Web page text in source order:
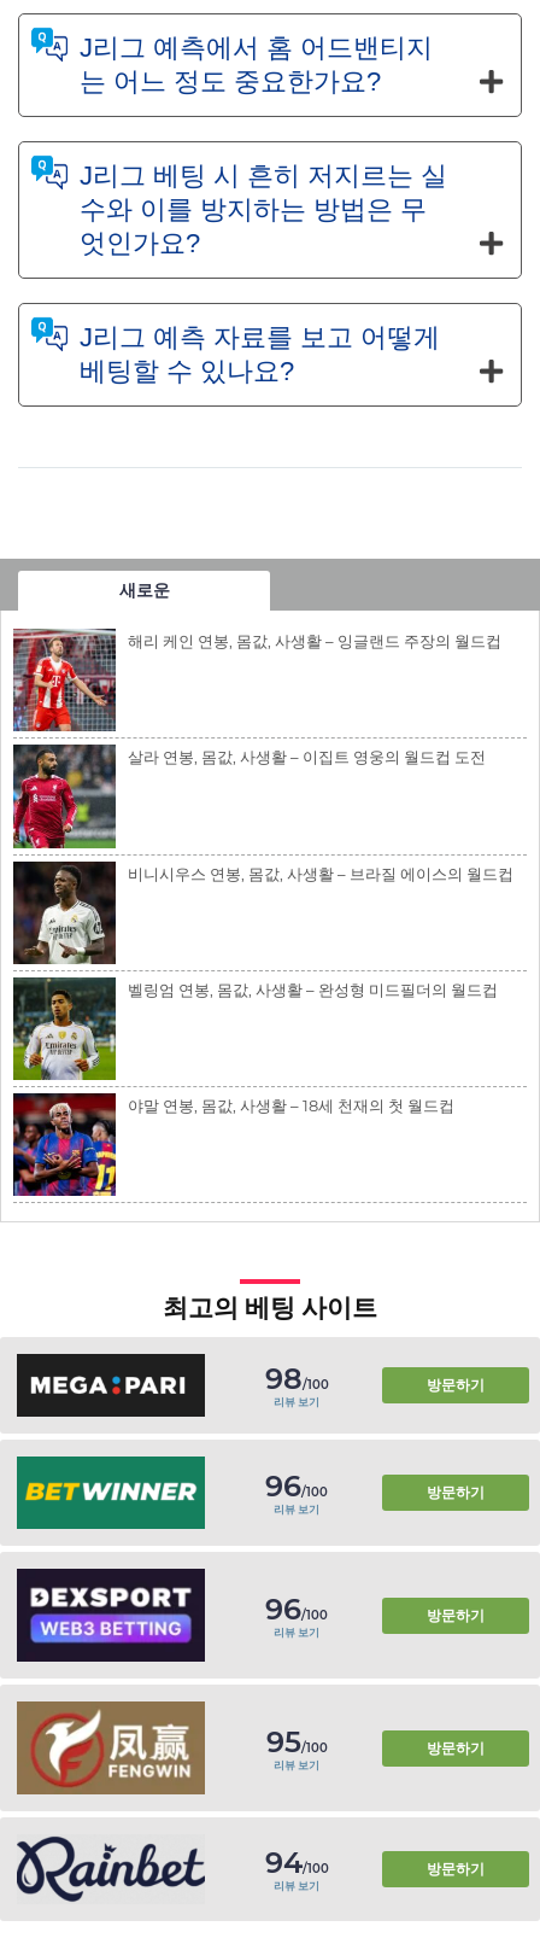
J리그 예측에서 홈 어드밴티지
는 어느 정도 중요한가요?
J리그 베팅 시 흔히 저지르는 실
수와 이를 방지하는 방법은 무
엇인가요?
J리그 예측 자료를 보고 어떻게
베팅할 수 있나요?
새로운
해리 케인 연봉, 몸값, 사생활 – 잉글랜드 주장의 월드컵
살라 연봉, 몸값, 사생활 – 이집트 영웅의 월드컵 도전
비니시우스 연봉, 몸값, 사생활 – 브라질 에이스의 월드컵
벨링엄 연봉, 몸값, 사생활 – 완성형 미드필더의 월드컵
야말 연봉, 몸값, 사생활 – 18세 천재의 첫 월드컵
최고의 베팅 사이트
98/100
리뷰 보기
방문하기
96/100
리뷰 보기
방문하기
96/100
리뷰 보기
방문하기
95/100
리뷰 보기
방문하기
94/100
리뷰 보기
방문하기